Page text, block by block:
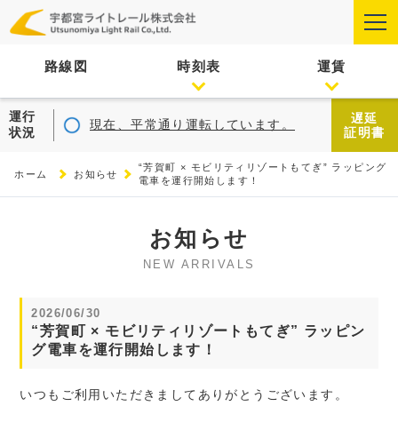
路線図 時刻表 運賃
運行
状況
現在、平常通り運転しています。
遅延
証明書
ホーム お知らせ
“芳賀町 × モビリティリゾートもてぎ” ラッピング
電車を運行開始します！
お知らせ
NEW ARRIVALS
2026/06/30
“芳賀町 × モビリティリゾートもてぎ” ラッピン
グ電車を運行開始します！
いつもご利用いただきましてありがとうございます。